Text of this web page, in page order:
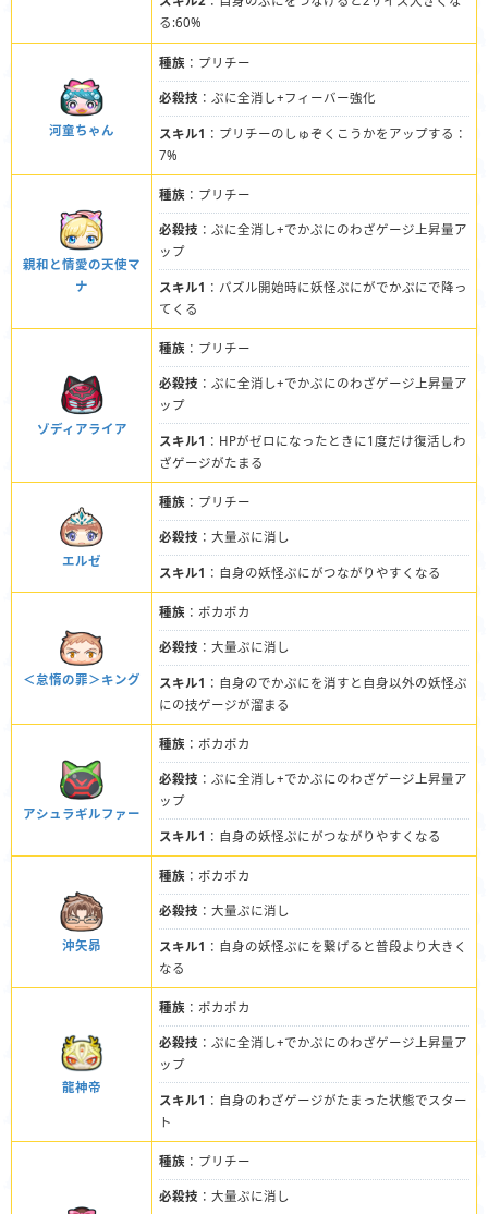
る:60%
河童ちゃん
種族 ：プリチー
必殺技 ：ぷに全消し+フィーバー強化
スキル1 ：プリチーのしゅぞくこうかをアップする：
7%
親和と情愛の天使マ
ナ
種族 ：プリチー
必殺技 ：ぷに全消し+でかぷにのわざゲージ上昇量ア
ップ
スキル1 ：パズル開始時に妖怪ぷにがでかぷにで降っ
てくる
ゾディアライア
種族 ：プリチー
必殺技 ：ぷに全消し+でかぷにのわざゲージ上昇量ア
ップ
スキル1 ：HPがゼロになったときに1度だけ復活しわ
ざゲージがたまる
エルゼ
種族 ：プリチー
必殺技 ：大量ぷに消し
スキル1 ：自身の妖怪ぷにがつながりやすくなる
＜怠惰の罪＞キング
種族 ：ポカポカ
必殺技 ：大量ぷに消し
スキル1 ：自身のでかぷにを消すと自身以外の妖怪ぷ
にの技ゲージが溜まる
アシュラギルファー
種族 ：ポカポカ
必殺技 ：ぷに全消し+でかぷにのわざゲージ上昇量ア
ップ
スキル1 ：自身の妖怪ぷにがつながりやすくなる
沖矢昴
種族 ：ポカポカ
必殺技 ：大量ぷに消し
スキル1 ：自身の妖怪ぷにを繋げると普段より大きく
なる
龍神帝
種族 ：ポカポカ
必殺技 ：ぷに全消し+でかぷにのわざゲージ上昇量ア
ップ
スキル1 ：自身のわざゲージがたまった状態でスター
ト
種族 ：プリチー
必殺技 ：大量ぷに消し